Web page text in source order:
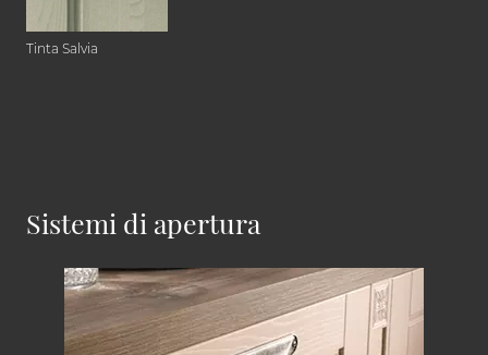
Tinta Salvia
Sistemi di apertura